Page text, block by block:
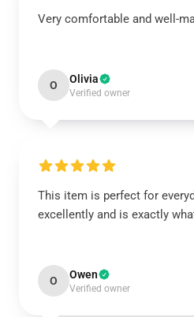
Very comfortable and well-
O Olivia
Verified owner
This item is perfect for
excellently and is exactly
O Owen
Verified owner